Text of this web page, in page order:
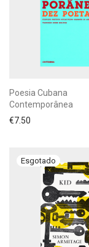
Poesia Cubana
Contemporânea
€7.50